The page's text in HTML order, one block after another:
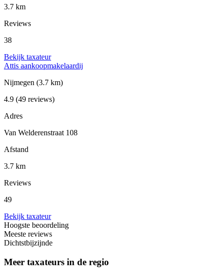
3.7 km
Reviews
38
Bekijk taxateur
Attis aankoopmakelaardij
Nijmegen (3.7 km)
4.9 (49 reviews)
Adres
Van Welderenstraat 108
Afstand
3.7 km
Reviews
49
Bekijk taxateur
Hoogste beoordeling
Meeste reviews
Dichtstbijzijnde
Meer taxateurs in de regio